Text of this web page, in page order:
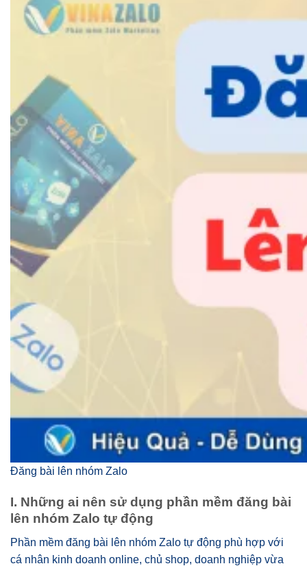
Đăng bài lên nhóm Zalo
I. Những ai nên sử dụng phần mềm đăng bài
lên nhóm Zalo tự động
Phần mềm đăng bài lên nhóm Zalo tự động phù hợp với
cá nhân kinh doanh online, chủ shop, doanh nghiệp vừa